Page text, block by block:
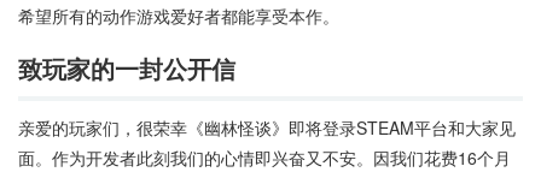
希望所有的动作游戏爱好者都能享受本作。
致玩家的一封公开信
亲爱的玩家们，很荣幸《幽林怪谈》即将登录STEAM平台和大家见
面。作为开发者此刻我们的心情即兴奋又不安。因我们花费16个月